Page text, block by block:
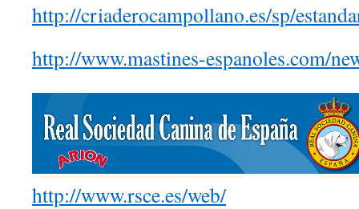
http://criaderocampollano.es/sp/
http://www.mastines-espanoles.com/
http://www.rsce.es/web/